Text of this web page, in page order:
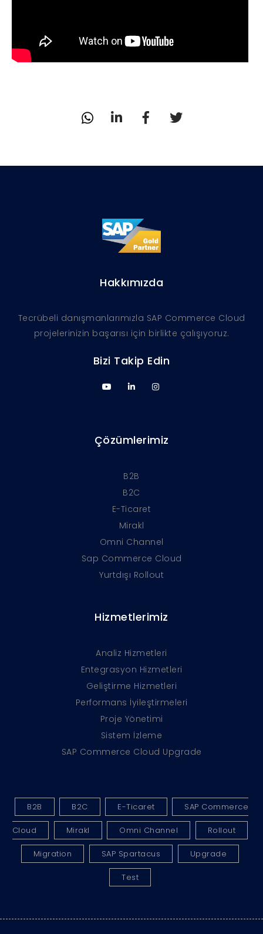
Hakkımızda
Tecrübeli danışmanlarımızla SAP Commerce Cloud
projelerinizin başarısı için birlikte çalışıyoruz.
Bizi Takip Edin
Çözümlerimiz
B2B
B2C
E-Ticaret
Mirakl
Omni Channel
Sap Commerce Cloud
Yurtdışı Rollout
Hizmetlerimiz
Analiz Hizmetleri
Entegrasyon Hizmetleri
Geliştirme Hizmetleri
Performans İyileştirmeleri
Proje Yönetimi
Sistem İzleme
SAP Commerce Cloud Upgrade
B2B B2C E-Ticaret SAP Commerce
Cloud Mirakl Omni Channel Rollout
Migration SAP Spartacus Upgrade
Test